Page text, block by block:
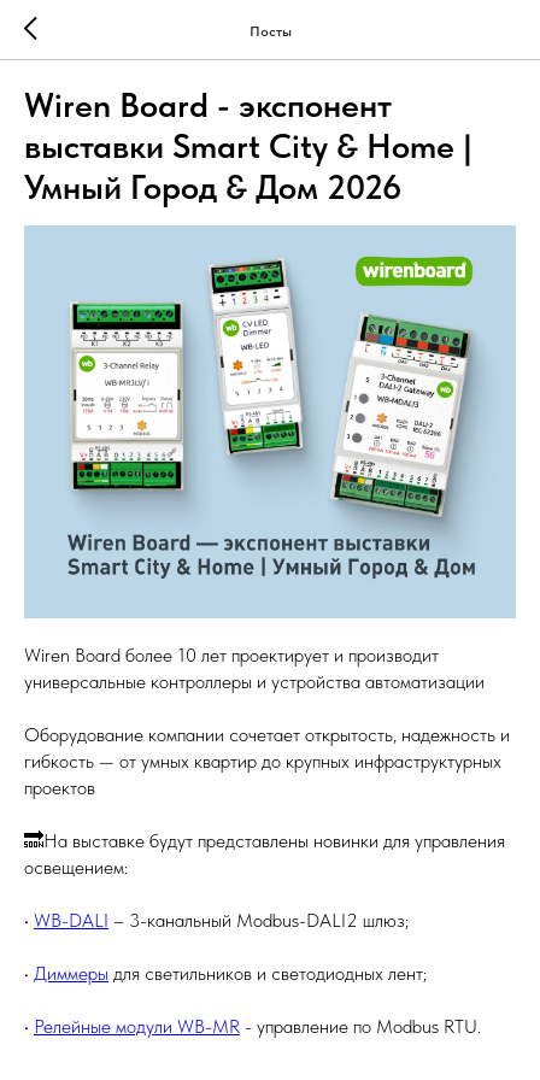
Посты
Wiren Board - экспонент
выставки Smart City & Home |
Умный Город & Дом 2026
Wiren Board более 10 лет проектирует и производит
универсальные контроллеры и устройства автоматизации
Оборудование компании сочетает открытость, надежность и
гибкость — от умных квартир до крупных инфраструктурных
проектов
🔜На выставке будут представлены новинки для управления
освещением:
• WB-DALI – 3-канальный Modbus-DALI2 шлюз;
• Диммеры для светильников и светодиодных лент;
• Релейные модули WB-MR - управление по Modbus RTU.